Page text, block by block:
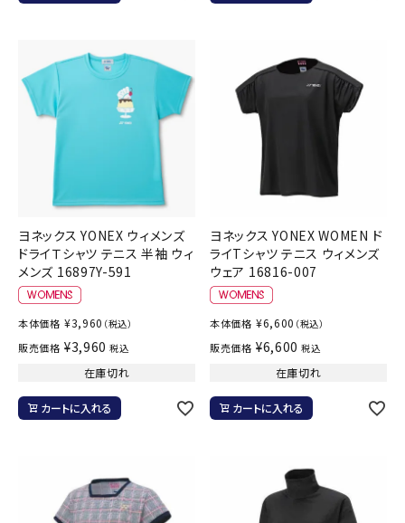
ヨネックス YONEX ウィメンズ
ドライＴシャツ テニス 半袖 ウィ
メンズ 16897Y-591
本体価格 ¥3,960 （税込）
販売価格 ¥3,960 税込
在庫切れ
カートに入れる
ヨネックス YONEX WOMEN ド
ライTシャツ テニス ウィメンズ
ウェア 16816-007
本体価格 ¥6,600 （税込）
販売価格 ¥6,600 税込
在庫切れ
カートに入れる